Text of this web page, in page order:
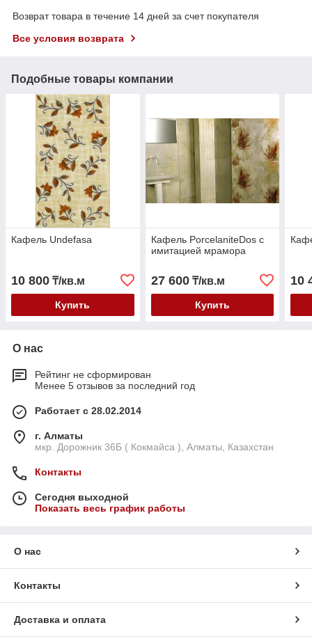
Возврат товара в течение 14 дней за счет покупателя
Все условия возврата
Подобные товары компании
Кафель Undefasa
10 800 ₸/кв.м
Купить
Кафель PorcelaniteDos с
имитацией мрамора
27 600₸/кв.м
Купить
10
О нас
Рейтинг не сформирован
Менее 5 отзывов за последний год
Работает с 28.02.2014
г. Алматы
мкр. Дорожник 36Б ( Кокмайса ), Алматы, Казахстан
Контакты
Сегодня выходной
Показать весь график работы
О нас
Контакты
Доставка и оплата